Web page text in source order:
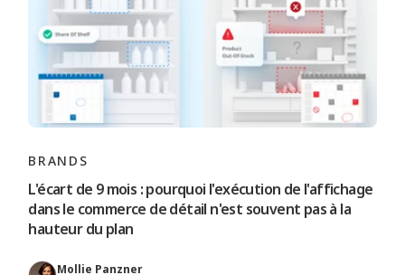
BRANDS
L'écart de 9 mois : pourquoi l'exécution de l'affichage
dans le commerce de détail n'est souvent pas à la
hauteur du plan
Mollie Panzner